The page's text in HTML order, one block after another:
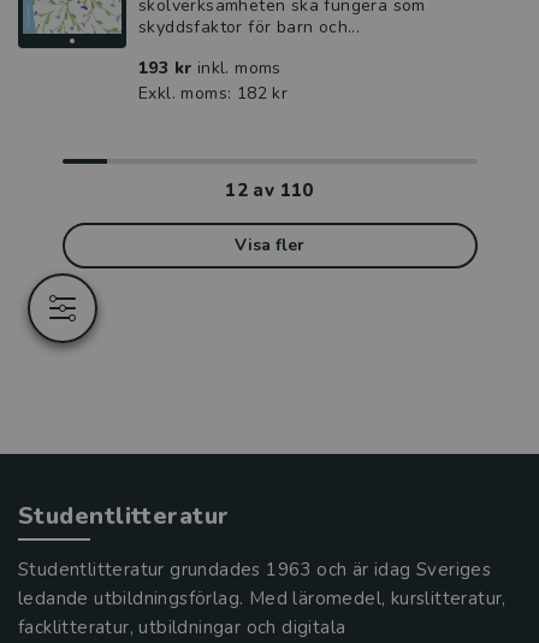
skolverksamheten ska fungera som
skyddsfaktor för barn och...
193 kr inkl. moms
Exkl. moms: 182 kr
12 av 110
Visa fler
Studentlitteratur
Studentlitteratur grundades 1963 och är idag Sveriges
ledande utbildningsförlag. Med läromedel, kurslitteratur,
facklitteratur, utbildningar och digitala